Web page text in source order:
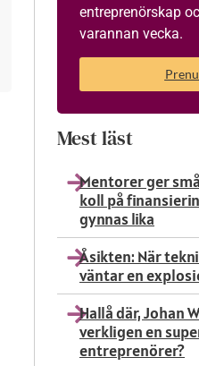
entreprenörskap
varannan vecka.
Mest läst
Mentorer ger
koll på
gynnas lika
Åsikten: När
väntar en
Hallå där, Johan
verkligen en
entreprenörer?